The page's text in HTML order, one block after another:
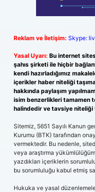
Reklam ve İletişim: Skype:
Yasal Uyarı: Bu internet
şahıs şirketi ile hiçbir
kendi hazırladığımız
içerikler haber niteliği
hakkında paylaşım
isim benzerlikleri tamamen
halindedir ve tavsiye niteliği
Sitemiz, 5651 Sayılı Kanun
Kurumu (BTK) tarafından
vermektedir. Bu nedenle,
veya araştırma
yazdıkları içeriklerin
bu sorumluluğu kabul etmiş
Hukuka ve yasal